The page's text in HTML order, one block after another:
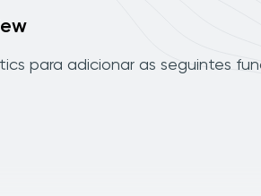
para adicionar as seguintes